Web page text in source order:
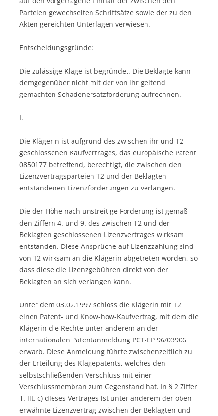
Parteien gewechselten Schriftsätze sowie der zu den
Akten gereichten Unterlagen verwiesen.
Entscheidungsgründe:
Die zulässige Klage ist begründet. Die Beklagte kann
demgegenüber nicht mit der von ihr geltend
gemachten Schadenersatzforderung aufrechnen.
I.
Die Klägerin ist aufgrund des zwischen ihr und T2
geschlossenen Kaufvertrages, das europäische Patent
0850177 betreffend, berechtigt, die zwischen den
Lizenzvertragsparteien T2 und der Beklagten
entstandenen Lizenzforderungen zu verlangen.
Die der Höhe nach unstreitige Forderung ist gemäß
den Ziffern 4. und 9. des zwischen T2 und der
Beklagten geschlossenen Lizenzvertrages wirksam
entstanden. Diese Ansprüche auf Lizenzzahlung sind
von T2 wirksam an die Klägerin abgetreten worden, so
dass diese die Lizenzgebühren direkt von der
Beklagten an sich verlangen kann.
Unter dem 03.02.1997 schloss die Klägerin mit T2
einen Patent- und Know-how-Kaufvertrag, mit dem die
Klägerin die Rechte unter anderem an der
internationalen Patentanmeldung PCT-EP 96/03906
erwarb. Diese Anmeldung führte zwischenzeitlich zu
der Erteilung des Klagepatents, welches den
selbstschließenden Verschluss mit einer
Verschlussmembran zum Gegenstand hat. In § 2 Ziffer
1. lit. c) dieses Vertrages ist unter anderem der oben
erwähnte Lizenzvertrag zwischen der Beklagten und